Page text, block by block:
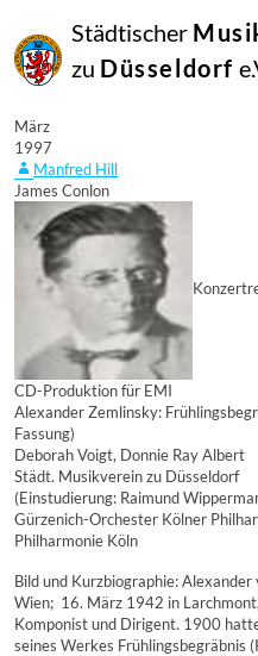
Städtischer
zu Düsseldorf
März
1997
Manfred Hill
James Conlon
CD-Produktion für EMI
Alexander Zemlinsky:
Fassung)
Deborah Voigt, Donnie Ray Albert
Städt. Musikverein zu Düsseldorf
(Einstudierung: Raimund
Gürzenich-Orchester Kölner
Philharmonie Köln
Bild und Kurzbiographie:
Wien;  16. März 1942 in
Komponist und Dirigent. 1900
seines Werkes Frühlingsbegräbnis